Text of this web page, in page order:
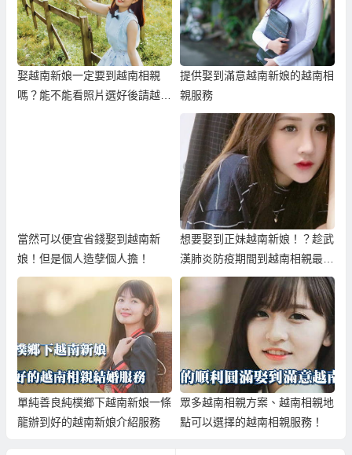
娶越南新娘一定要到越南相親
嗎？能不能看照片選好後請越南
提供娶到滿意越南新娘的越南相
親服務
當然可以便宜省錢娶到越南新
娘！但是個人造孽個人擔！
想要娶到正妹越南新娘！？趁武
漢肺炎防疫期間到越南相親最有
機會娶到！
單純善良純樸鄉下越南新娘一條
龍辦到好的越南新娘介紹服務
眾多越南相親方案、越南相親地
點可以選擇的越南相親服務！